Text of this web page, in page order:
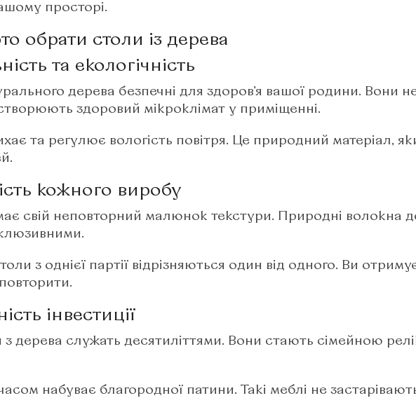
просторі.​
обрати столи із дерева
та екологічність
дерева безпечні для здоров’я вашої родини. Вони
здоровий мікроклімат у приміщенні.​
та регулює вологість повітря. Це природний матеріал,
кожного виробу
свій неповторний малюнок текстури. Природні волокна
з однієї партії відрізняються один від одного. Ви
інвестиції
з дерева служать десятиліттями. Вони стають сімейною
набуває благородної патини. Такі меблі не